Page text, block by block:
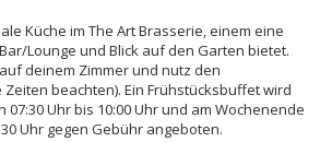
SCHLIESSEN
Küche im The Art Brasserie, einem eine
Lounge und Blick auf den Garten bietet.
deinem Zimmer und nutz den
beachten). Ein Frühstücksbuffet wird
07:30 Uhr bis 10:00 Uhr und am Wochenende
Uhr gegen Gebühr angeboten.